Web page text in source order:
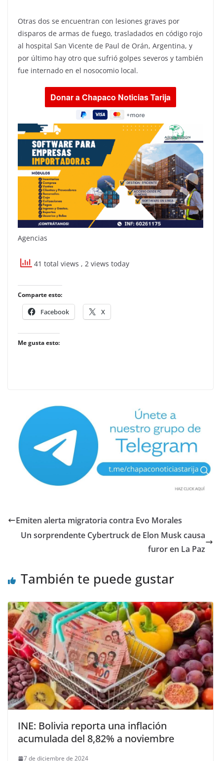
Otras dos se encuentran con lesiones graves por
disparos de armas de fuego, trasladados en código rojo
al hospital San Vicente de Paul de Orán, Argentina, y
por último hay otro que sufrió golpes severos y también
fue internado en el nosocomio local.
Agencias
41 total views , 2 views today
Comparte esto:
Facebook X
Me gusta esto:
Emiten alerta migratoria contra Evo Morales
Un sorprendente Cybertruck de Elon Musk causa
furor en La Paz
También te puede gustar
INE: Bolivia reporta una inflación
acumulada del 8,82% a noviembre
7 de diciembre de 2024